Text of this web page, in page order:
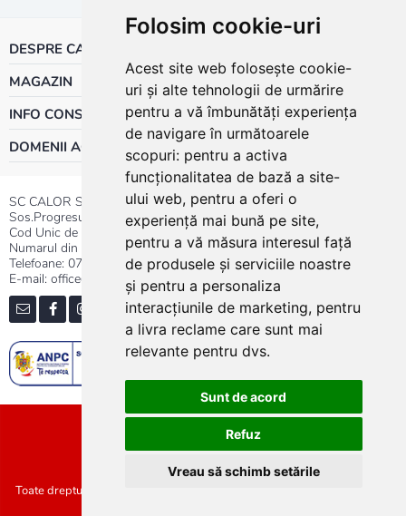
Folosim cookie-uri
Acest site web folosește cookie-
uri și alte tehnologii de urmărire
pentru a vă îmbunătăți experiența
de navigare în următoarele
scopuri: pentru a activa
funcționalitatea de bază a site-
ului web, pentru a oferi o
experiență mai bună pe site,
pentru a vă măsura interesul față
de produsele și serviciile noastre
și pentru a personaliza
interacțiunile de marketing, pentru
a livra reclame care sunt mai
relevante pentru dvs.
Sunt de acord
Refuz
Vreau să schimb setările
DESPRE CALOR
MAGAZIN
INFO CONSUMATOR
DOMENII ACTIVITATE
SC CALOR SRL
Sos.Progresului nr.30-40, Sector 5, Bucuresti
Cod Unic de Inregistrare: RO 3004724
Numarul din Registrul Comertului:J40/13176/1991
Telefoane: 0737.23.44.44|021.411.44.44
E-mail: office@calor.ro
Toate drepturile rezervate SC Calor SRL :: Copyright 2021 :: Realizat de